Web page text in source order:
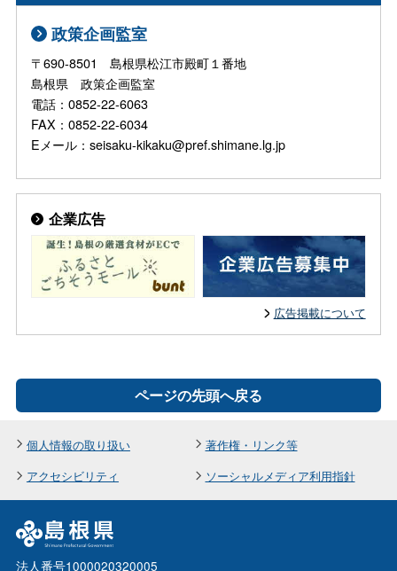
政策企画監室
〒690-8501 島根県松江市殿町１番地
島根県 政策企画監室
電話：0852-22-6063
FAX：0852-22-6034
Eメール：seisaku-kikaku@pref.shimane.lg.jp
企業広告
広告掲載について
ページの先頭へ戻る
個人情報の取り扱い
著作権・リンク等
アクセシビリティ
ソーシャルメディア利用指針
法人番号1000020320005